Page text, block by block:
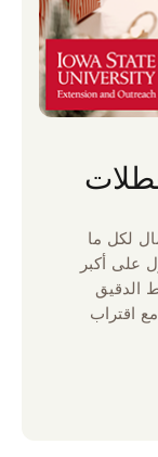
لكل ما
على أكبر
الدقيق
اقتراب
مالية.